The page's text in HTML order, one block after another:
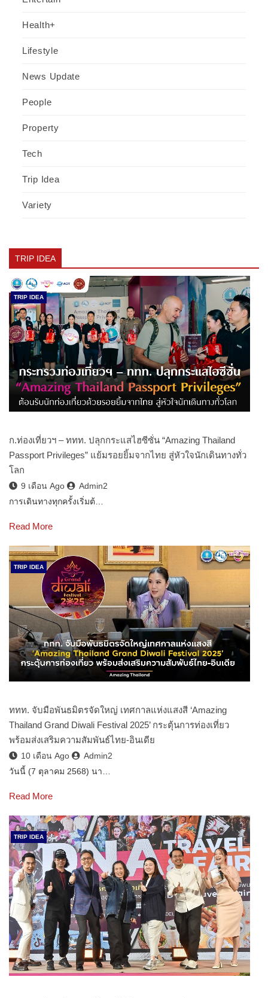
Health+
Lifestyle
News Update
People
Property
Tech
Trip Idea
Variety
TRIP IDEA
TRIP IDEA
ก.ท่องเที่ยวฯ – ททท. ปลุกกระแสไฮซีซั่น “Amazing Thailand
Passport Privileges” แย้มรอยยิ้มจากไทย สู่หัวใจนักเดินทางทั่ว
โลก
9 เดือน Ago
Admin2
การเดินทางทุกครั้งเริ่มต้…
Read More
TRIP IDEA
ททท. จับมือพันธมิตรจัดใหญ่ เทศกาลแห่งแสงสี ‘Amazing
Thailand Grand Diwali Festival 2025’ กระตุ้นการท่องเที่ยว
พร้อมส่งเสริมความสัมพันธ์ไทย-อินเดีย
10 เดือน Ago
Admin2
วันนี้ (7 ตุลาคม 2568) นา…
Read More
TRIP IDEA